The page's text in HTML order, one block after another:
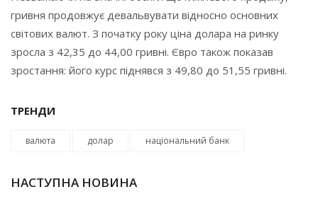
гривня продовжує девальвувати відносно основних
світових валют. З початку року ціна долара на ринку
зросла з 42,35 до 44,00 гривні. Євро також показав
зростання: його курс піднявся з 49,80 до 51,55 гривні.
ТРЕНДИ
валюта долар національний банк
НАСТУПНА НОВИНА